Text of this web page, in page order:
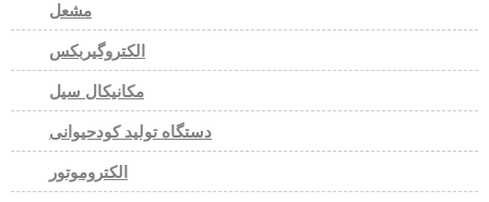
مشعل
الکتروگیربکس
مکانیکال سیل
دستگاه تولید کودحیوانی
الکتروموتور